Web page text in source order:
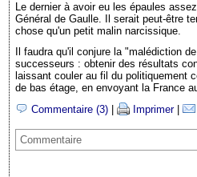
Le dernier à avoir eu les épaules
Général de Gaulle. Il serait peut-être
chose qu'un petit malin narcissique.
Il faudra qu'il conjure la "malédiction
successeurs : obtenir des résultats
laissant couler au fil du politiquement
de bas étage, en envoyant la France
Commentaire (3)
Imprimer|
Commentaire